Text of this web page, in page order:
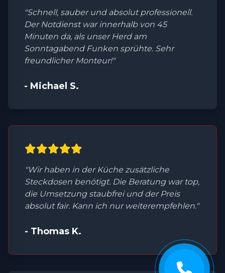
"Schnell, sauber und absolut professionell.
Der Notdienst war innerhalb von 45
Minuten da, als unser Herd am
Sonntagabend Funken sprühte. Sehr
freundlicher Monteur!"
- Michael S.
"Wir haben in der Küche zusätzliche
Steckdosen benötigt. Die Beratung war top,
die Umsetzung staubfrei und der Preis
absolut fair. Kann ich nur weiterempfehlen."
- Thomas K.